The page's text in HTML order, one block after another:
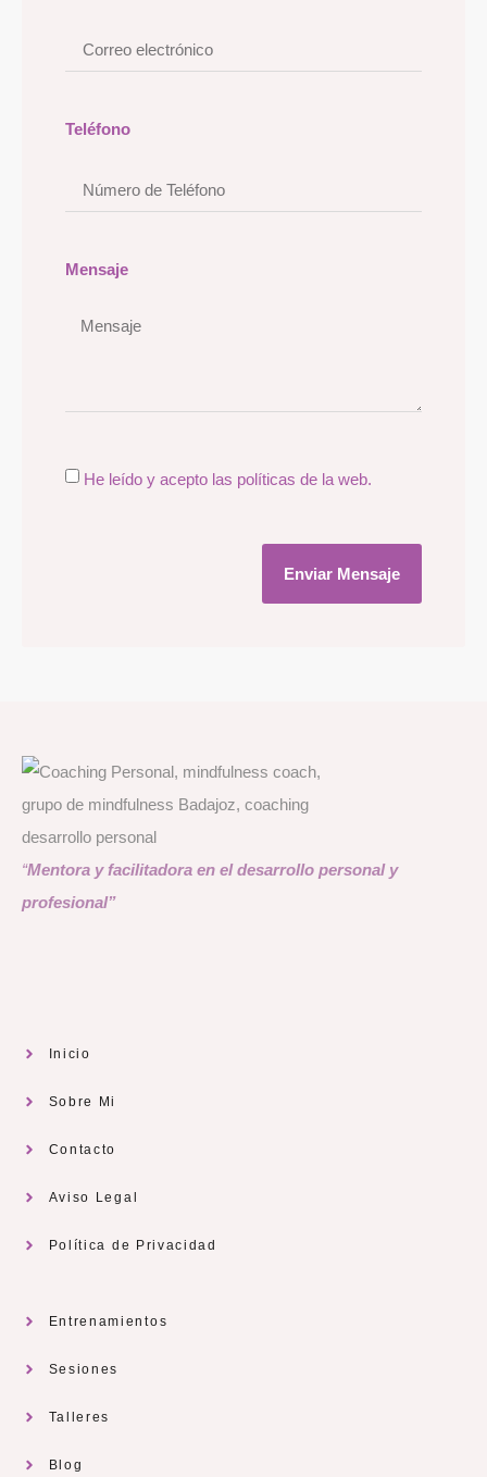
Teléfono
Mensaje
He leído y acepto las políticas de la web.
Enviar Mensaje
“Mentora y facilitadora en el desarrollo personal y
profesional”
Inicio
Sobre Mi
Contacto
Aviso Legal
Política de Privacidad
Entrenamientos
Sesiones
Talleres
Blog